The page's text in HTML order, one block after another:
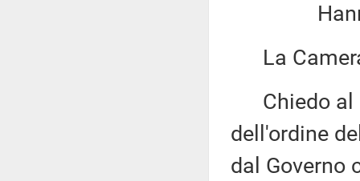
Hanno
La
Chiedo al
dell'ordine
dal Governo